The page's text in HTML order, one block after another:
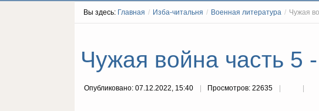
Вы здесь: Главная / Изба-читальня / Военная литература / Чужая
Чужая война часть 5
Опубликовано: 07.12.2022, 15:40 Просмотров: 22635